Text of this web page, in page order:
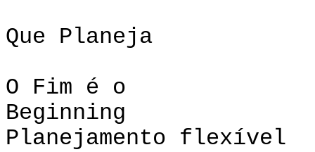
Que Planeja
O Fim é o
Planejamento flexível